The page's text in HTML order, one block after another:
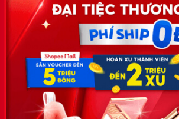
Công ty TNHH Eyeplus
Địa chỉ: Số 81, ngõ 68, đường Cầu Giấy,
Hoa, Quận Cầu Giấy, TP Hà Nội,
SĐT: 0981 448 766
Email:
VỀ CHÚNG TÔI